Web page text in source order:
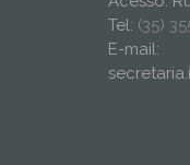
Tel: (35)
E-mail: